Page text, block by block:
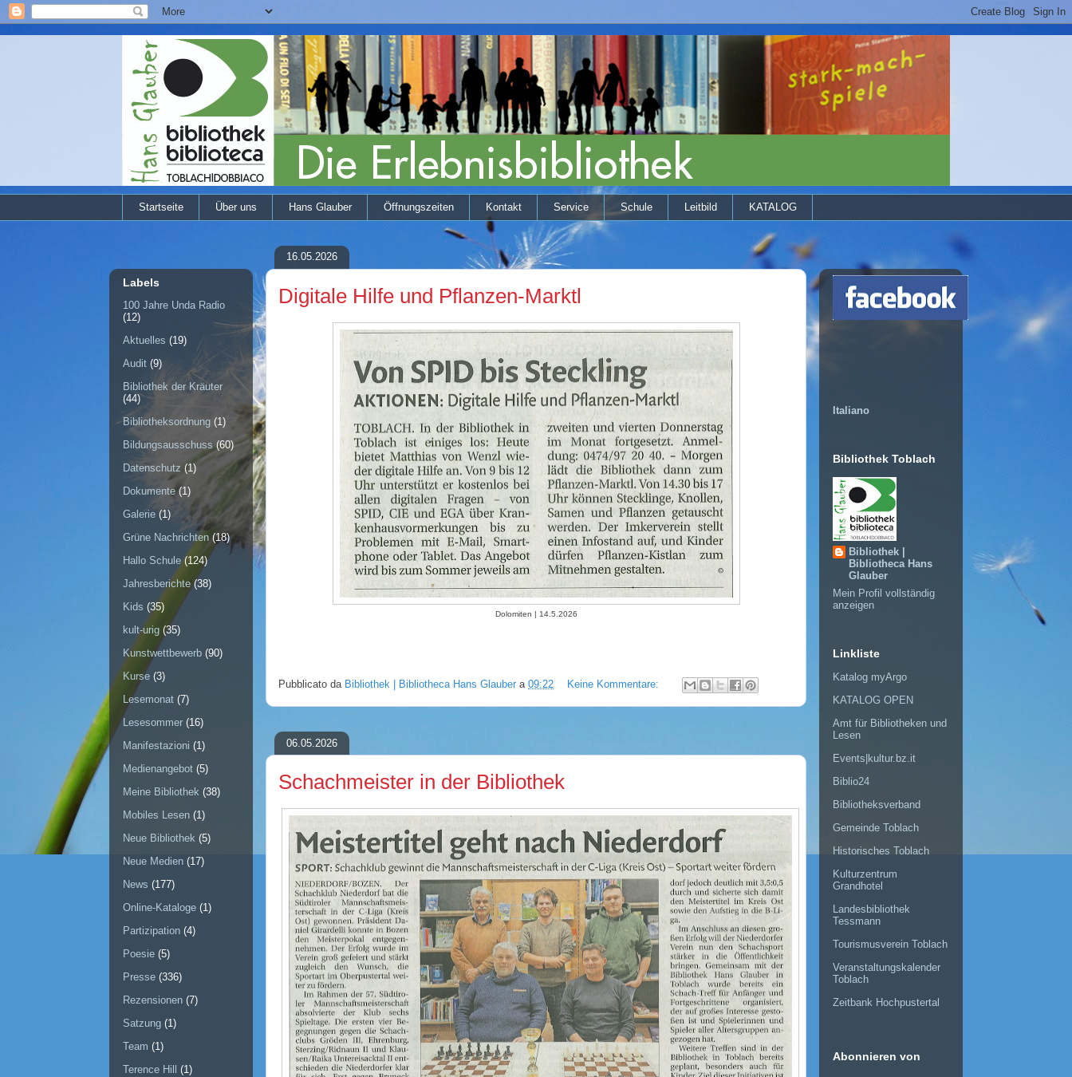
Startseite Über uns Hans Glauber Öffnungszeiten Kontakt Service Schule Leitbild KATALOG
16.05.2026
Digitale Hilfe und Pflanzen-Marktl
Dolomiten | 14.5.2026
Pubblicato da Bibliothek | Bibliotheca Hans Glauber a 09:22 Keine Kommentare:
06.05.2026
Schachmeister in der Bibliothek
Labels
100 Jahre Unda Radio
(12)
Aktuelles (19)
Audit (9)
Bibliothek der Kräuter
(44)
Bibliotheksordnung (1)
Bildungsausschuss (60)
Datenschutz (1)
Dokumente (1)
Galerie (1)
Grüne Nachrichten (18)
Hallo Schule (124)
Jahresberichte (38)
Kids (35)
kult-urig (35)
Kunstwettbewerb (90)
Kurse (3)
Lesemonat (7)
Lesesommer (16)
Manifestazioni (1)
Medienangebot (5)
Meine Bibliothek (38)
Mobiles Lesen (1)
Neue Bibliothek (5)
Neue Medien (17)
News (177)
Online-Kataloge (1)
Partizipation (4)
Poesie (5)
Presse (336)
Rezensionen (7)
Satzung (1)
Team (1)
Terence Hill
(1)
Italiano
Bibliothek Toblach
Bibliothek |
Bibliotheca Hans
Glauber
Mein Profil vollständig
anzeigen
Linkliste
Katalog myArgo
KATALOG OPEN
Amt für Bibliotheken und
Lesen
Events|kultur.bz.it
Biblio24
Bibliotheksverband
Gemeinde Toblach
Historisches Toblach
Kulturzentrum
Grandhotel
Landesbibliothek
Tessmann
Tourismusverein Toblach
Veranstaltungskalender
Toblach
Zeitbank Hochpustertal
Abonnieren von